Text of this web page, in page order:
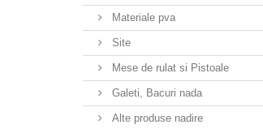
Materiale pva
Site
Mese de rulat si Pistoale
Galeti, Bacuri nada
Alte produse nadire